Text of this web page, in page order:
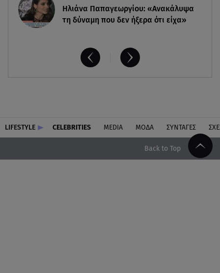
Ηλιάνα Παπαγεωργίου: «Ανακάλυψα
τη δύναμη που δεν ήξερα ότι είχα»
LIFESTYLE CELEBRITIES MEDIA ΜΟΔΑ ΣΥΝΤΑΓΕΣ
Back to Top